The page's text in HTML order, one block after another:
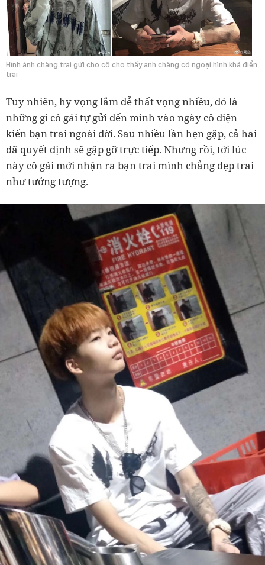
Hình ảnh chàng trai gửi cho cô cho thấy anh chàng có ngoại hình khá điển
trai
Tuy nhiên, hy vọng lắm dễ thất vọng nhiều, đó là
những gì cô gái tự gửi đến mình vào ngày cô diện
kiến bạn trai ngoài đời. Sau nhiều lần hẹn gặp, cả hai
đã quyết định sẽ gặp gỡ trực tiếp. Nhưng rồi, tới lúc
này cô gái mới nhận ra bạn trai mình chẳng đẹp trai
như tưởng tượng.